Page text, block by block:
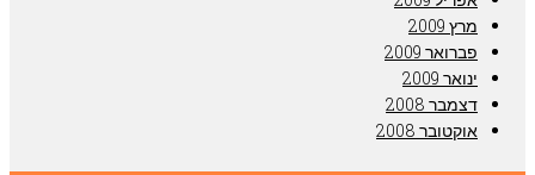
מרץ 2009
פברואר 2009
ינואר 2009
דצמבר 2008
אוקטובר 2008